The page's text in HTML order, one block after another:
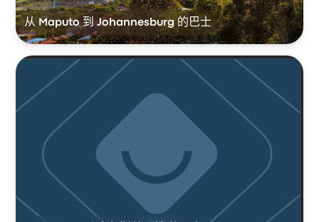
从 Maputo 到 Johannesburg 的巴士